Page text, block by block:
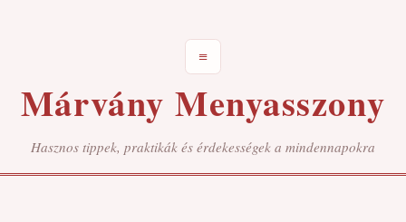
≡
Márvány Menyasszony
Hasznos tippek, praktikák és érdekességek a mindennapokra